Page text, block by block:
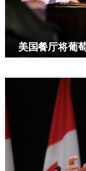
美国餐厅将葡